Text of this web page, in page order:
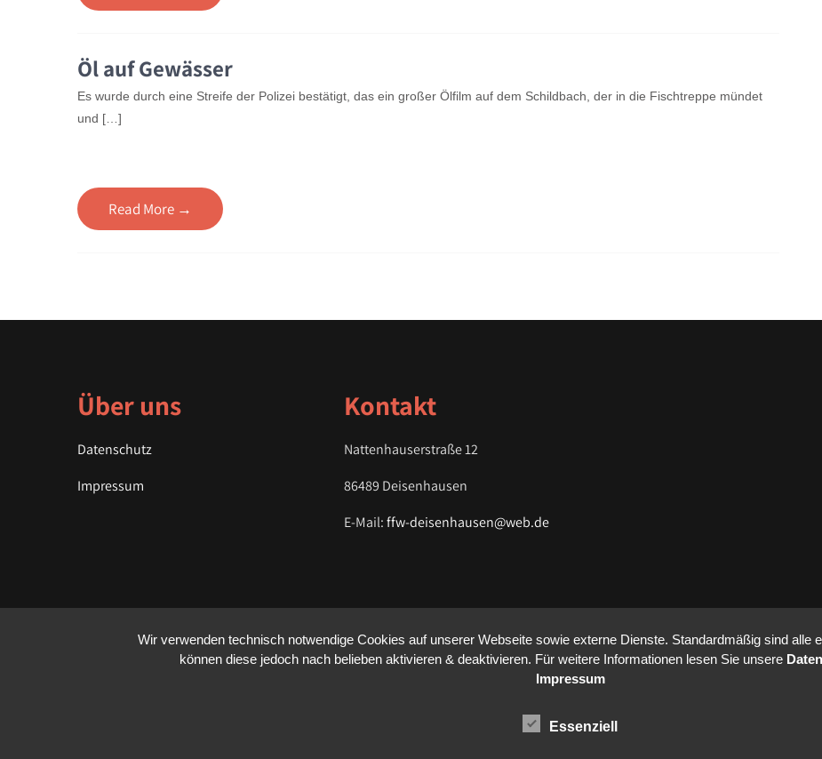
Öl auf Gewässer
Es wurde durch eine Streife der Polizei bestätigt, das ein großer Ölfilm auf dem Schildbach, der in die Fischtreppe mündet
und […]
Read More →
Über uns
Datenschutz
Impressum
Kontakt
Nattenhauserstraße 12
86489 Deisenhausen
E-Mail:ffw-deisenhausen@web.de
Wir verwenden technisch notwendige Cookies auf unserer Webseite sowie externe Dienste. Standardmäßig sind alle
können diese jedoch nach belieben aktivieren & deaktivieren. Für weitere Informationen lesen Sie unsere
Impressum
Essenziell